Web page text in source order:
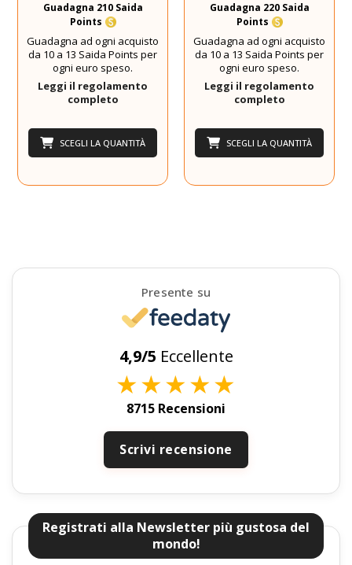
Guadagna 210 Saida
Points
Guadagna ad ogni acquisto
da 10 a 13 Saida Points per
ogni euro speso.
Leggi il regolamento
completo
SCEGLI LA QUANTITÀ
Guadagna 220 Saida
Points
Guadagna ad ogni acquisto
da 10 a 13 Saida Points per
ogni euro speso.
Leggi il regolamento
completo
SCEGLI LA QUANTITÀ
Presente su
4,9/5 Eccellente
★★★★★
8715 Recensioni
Scrivi recensione
Registrati alla Newsletter più gustosa del
mondo!